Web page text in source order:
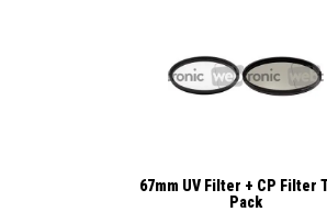
67mm UV Filter + CP Filter
Pack